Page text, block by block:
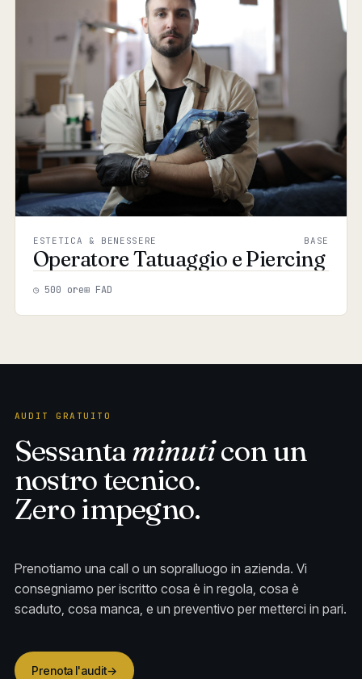
ESTETICA & BENESSERE BASE
Operatore Tatuaggio e Piercing
◷ 500 ore⊞ FAD
AUDIT GRATUITO
Sessantaminuticon un
nostro tecnico.
Zero impegno.
Prenotiamo una call o un sopralluogo in azienda. Vi
consegniamo per iscritto cosa è in regola, cosa è
scaduto, cosa manca, e un preventivo per metterci in pari.
Prenota l'audit→